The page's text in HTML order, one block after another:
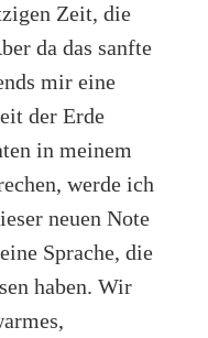
Zeit, die
da das sanfte
mir eine
der Erde
in meinem
werde ich
neuen Note
Sprache, die
haben. Wir